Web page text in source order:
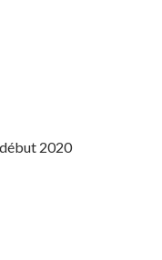
2020